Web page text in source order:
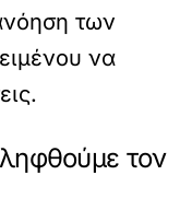
των
να
τον